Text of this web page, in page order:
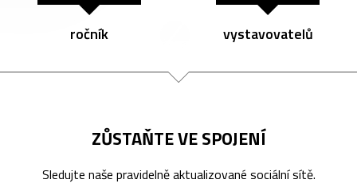
ročník vystavovatelů
ZŮSTAŇTE VE SPOJENÍ
Sledujte naše pravidelně aktualizované sociální sítě.